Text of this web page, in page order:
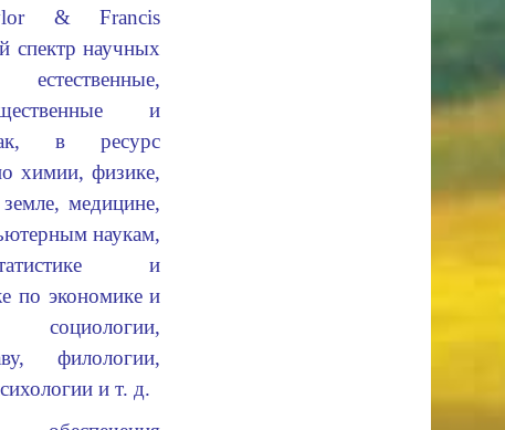
& Francis
спектр научных
и
в ресурс
химии, физике,
медицине,
наукам,
и
по экономике и
филологии,
и т. д.